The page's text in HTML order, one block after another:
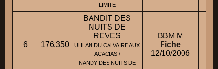
LIMITE
6 176.350
BANDIT DES
NUITS DE
REVES
UHLAN DU CALVAIRE AUX
ACACIAS /
NANDY DES NUITS DE
BBM M
Fiche
12/10/2006